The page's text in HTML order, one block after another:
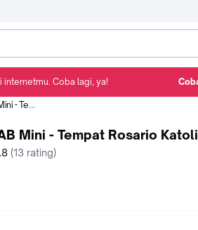
Katolik
Mini - Tempat Rosario
(13 rating)
Coba lagi, ya!